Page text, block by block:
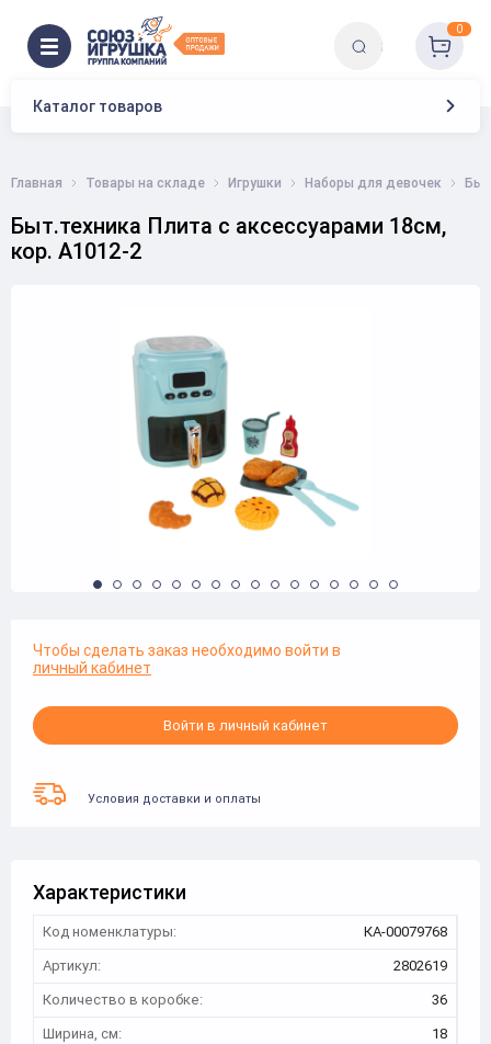
Каталог товаров
0
Главная Товары на складе Игрушки Наборы для девочек
Быт.техника Плита с аксессуарами 18см,
кор. A1012-2
Чтобы сделать заказ необходимо войти в
личный кабинет
Войти в личный кабинет
Условия доставки и оплаты
Характеристики
Код номенклатуры:
КА-00079768
Артикул:
2802619
Количество в коробке:
36
Ширина, см:
18